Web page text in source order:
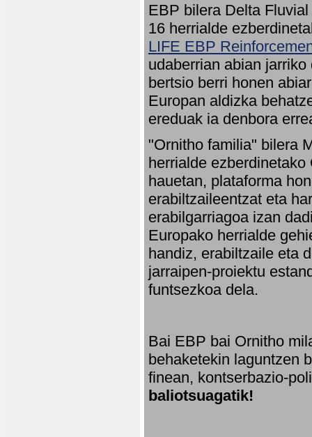
EBP bilera Delta
16 herrialde
LIFE EBP
udaberrian abian
bertsio berri honen
Europan aldizka
ereduak ia denbora
"Ornitho familia" bilera
herrialde
hauetan, plataforma
erabiltzaileentzat eta
erabilgarriagoa izan
Europako herrialde
handiz, erabiltzaile eta
jarraipen-proiektu
funtsezkoa dela.
Bai EBP bai Ornitho
behaketekin laguntzen
finean, kontserbazio-
baliotsuagatik!